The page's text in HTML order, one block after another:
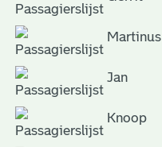
Martinus
Jan
Knoop